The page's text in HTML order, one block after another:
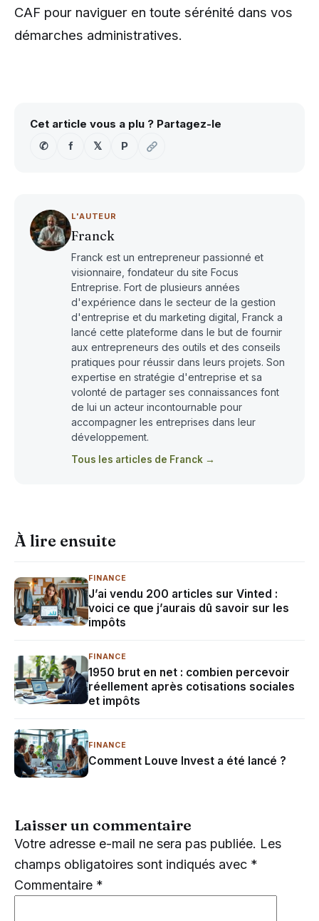
CAF pour naviguer en toute sérénité dans vos
démarches administratives.
Cet article vous a plu ? Partagez-le
✆
f 𝕏 P
L'AUTEUR
Franck
Franck est un entrepreneur passionné et
visionnaire, fondateur du site Focus
Entreprise. Fort de plusieurs années
d'expérience dans le secteur de la gestion
d'entreprise et du marketing digital, Franck a
lancé cette plateforme dans le but de fournir
aux entrepreneurs des outils et des conseils
pratiques pour réussir dans leurs projets. Son
expertise en stratégie d'entreprise et sa
volonté de partager ses connaissances font
de lui un acteur incontournable pour
accompagner les entreprises dans leur
développement.
Tous les articles de Franck →
À lire ensuite
FINANCE
J’ai vendu 200 articles sur Vinted :
voici ce que j’aurais dû savoir sur les
impôts
FINANCE
1950 brut en net : combien percevoir
réellement après cotisations sociales
et impôts
FINANCE
Comment Louve Invest a été lancé ?
Laisser un commentaire
Votre adresse e-mail ne sera pas publiée. Les
champs obligatoires sont indiqués avec *
Commentaire *